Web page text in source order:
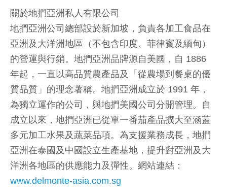
關於地捫亞洲私人有限公司
地捫亞洲公司總部設於新加坡，負責各加工食品在
亞洲及大洋洲地區（不包含印度、菲律賓及緬甸）
的營運與行銷。地捫亞洲品牌源自美國，自 1886
年起，一直以高品質農產品及「從農場到餐桌的優
質品質」的理念著稱。地捫亞洲成立於 1991 年，
為獨立運作的公司，與地捫美國公司分開管理。自
成立以來，地捫亞洲已從單一番茄產品擴大至涵蓋
多元加工水果及蔬菜品項。為支援業務成長，地捫
亞洲在泰國及中國設立生產基地，提升對亞洲及大
洋洲各地區的供應能力及彈性。網站連結：
www.delmonte-asia.com.sg